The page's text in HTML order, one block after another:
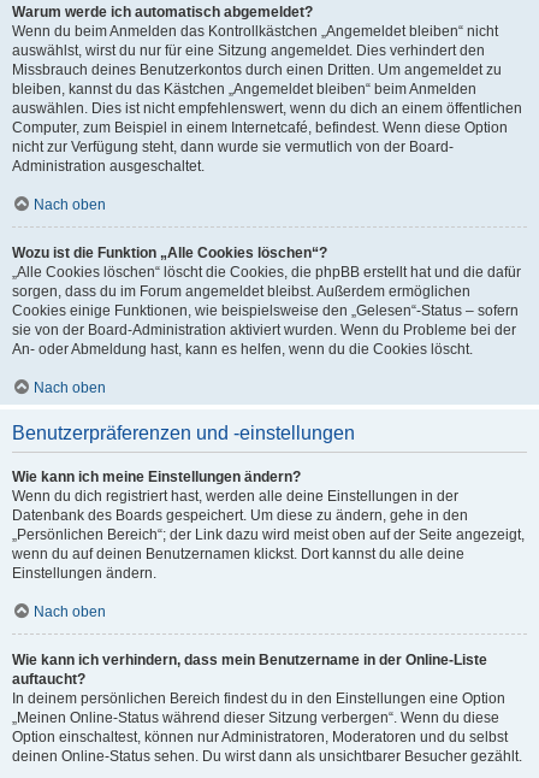
Warum werde ich automatisch abgemeldet?
Wenn du beim Anmelden das Kontrollkästchen „Angemeldet bleiben“ nicht
auswählst, wirst du nur für eine Sitzung angemeldet. Dies verhindert den
Missbrauch deines Benutzerkontos durch einen Dritten. Um angemeldet zu
bleiben, kannst du das Kästchen „Angemeldet bleiben“ beim Anmelden
auswählen. Dies ist nicht empfehlenswert, wenn du dich an einem öffentlichen
Computer, zum Beispiel in einem Internetcafé, befindest. Wenn diese Option
nicht zur Verfügung steht, dann wurde sie vermutlich von der Board-
Administration ausgeschaltet.
Nach oben
Wozu ist die Funktion „Alle Cookies löschen“?
„Alle Cookies löschen“ löscht die Cookies, die phpBB erstellt hat und die dafür
sorgen, dass du im Forum angemeldet bleibst. Außerdem ermöglichen
Cookies einige Funktionen, wie beispielsweise den „Gelesen“-Status – sofern
sie von der Board-Administration aktiviert wurden. Wenn du Probleme bei der
An- oder Abmeldung hast, kann es helfen, wenn du die Cookies löscht.
Nach oben
Benutzerpräferenzen und -einstellungen
Wie kann ich meine Einstellungen ändern?
Wenn du dich registriert hast, werden alle deine Einstellungen in der
Datenbank des Boards gespeichert. Um diese zu ändern, gehe in den
„Persönlichen Bereich“; der Link dazu wird meist oben auf der Seite angezeigt,
wenn du auf deinen Benutzernamen klickst. Dort kannst du alle deine
Einstellungen ändern.
Nach oben
Wie kann ich verhindern, dass mein Benutzername in der Online-Liste
auftaucht?
In deinem persönlichen Bereich findest du in den Einstellungen eine Option
„Meinen Online-Status während dieser Sitzung verbergen“. Wenn du diese
Option einschaltest, können nur Administratoren, Moderatoren und du selbst
deinen Online-Status sehen. Du wirst dann als unsichtbarer Besucher gezählt.